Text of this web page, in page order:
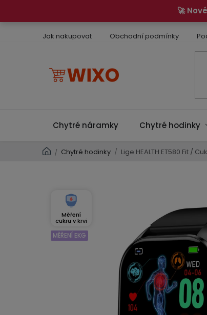
🚀
Jak nakupovat Obchodní podmínky
Chytré náramky Chytré hodinky
Domů
/ Chytré hodinky / Lige HEALTH ET580 Fit /
Měření
cukru v krvi
MĚŘENÍ EKG